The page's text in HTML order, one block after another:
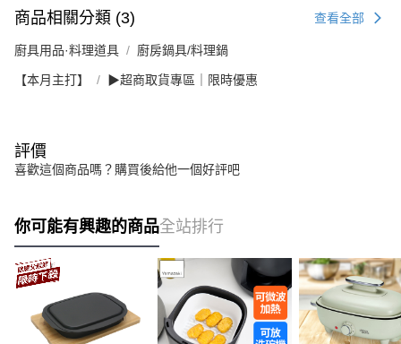
商品相關分類 (3) 查看全部
廚具用品·料理道具 廚房鍋具/料理鍋
【本月主打】 ▶超商取貨專區｜限時優惠
評價
喜歡這個商品嗎？購買後給他一個好評吧
你可能有興趣的商品全站排行